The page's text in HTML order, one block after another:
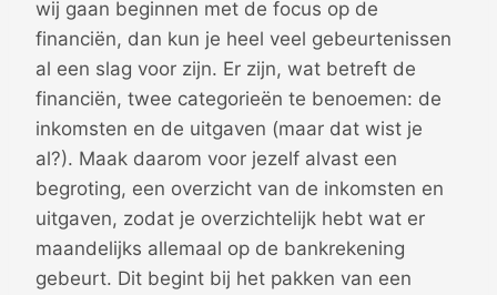
wij gaan beginnen met de focus op de
financiën, dan kun je heel veel gebeurtenissen
al een slag voor zijn. Er zijn, wat betreft de
financiën, twee categorieën te benoemen: de
inkomsten en de uitgaven (maar dat wist je
al?). Maak daarom voor jezelf alvast een
begroting, een overzicht van de inkomsten en
uitgaven, zodat je overzichtelijk hebt wat er
maandelijks allemaal op de bankrekening
gebeurt. Dit begint bij het pakken van een